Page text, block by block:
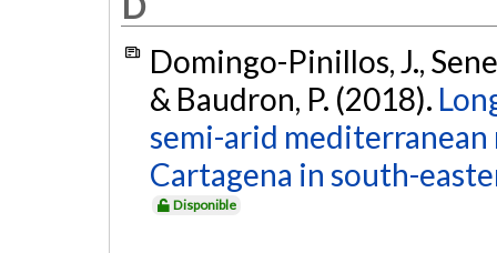
Domingo-Pinillos, J.,
& Baudron, P. (2018).
semi-arid
Cartagena in south-
Disponible